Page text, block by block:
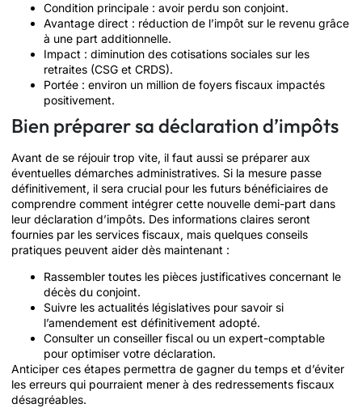
Condition principale : avoir perdu son conjoint.
Avantage direct : réduction de l’impôt sur le revenu grâce
à une part additionnelle.
Impact : diminution des cotisations sociales sur les
retraites (CSG et CRDS).
Portée : environ un million de foyers fiscaux impactés
positivement.
Bien préparer sa déclaration d’impôts
Avant de se réjouir trop vite, il faut aussi se préparer aux
éventuelles démarches administratives. Si la mesure passe
définitivement, il sera crucial pour les futurs bénéficiaires de
comprendre comment intégrer cette nouvelle demi-part dans
leur déclaration d’impôts. Des informations claires seront
fournies par les services fiscaux, mais quelques conseils
pratiques peuvent aider dès maintenant :
Rassembler toutes les pièces justificatives concernant le
décès du conjoint.
Suivre les actualités législatives pour savoir si
l’amendement est définitivement adopté.
Consulter un conseiller fiscal ou un expert-comptable
pour optimiser votre déclaration.
Anticiper ces étapes permettra de gagner du temps et d’éviter
les erreurs qui pourraient mener à des redressements fiscaux
désagréables.